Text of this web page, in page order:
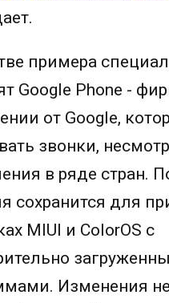
примера
Google Phone -
от Google,
звонки,
в ряде стран.
сохранится для
MIUI и ColorOS с
Изменения